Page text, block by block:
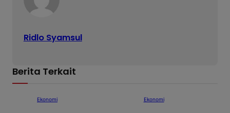
Ridlo Syamsul
Berita Terkait
Ekonomi Ekonomi